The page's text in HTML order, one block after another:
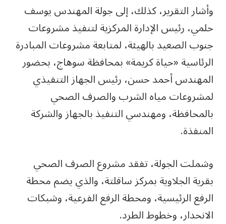
وأشار التقرير، كذلك، إلى جولة المهندس يوسف
حلمي، رئيس الإدارة المركزية لتنفيذ مشروعات
جنوب الصعيد بالهيئة، لمتابعة مشروعات المبادرة
الرئاسية «حياة كريمة» بمحافظة سوهاج، بحضور
المهندس أحمد حسن، رئيس الجهاز التنفيذي
لمشروعات مياه الشرب والصرف الصحي
بالمحافظة، ومهندسي التنفيذ بالجهاز والشركة
المنفذة.
وشملت الجولة، تفقد مشروع الصرف الصحي
بقرية الجلاوية بمركز ساقلتة، والذي يضم محطة
الرفع الرئيسية، ومحطة الرفع الفرعية، وشبكات
الانحدار، وخطوط الطرد.